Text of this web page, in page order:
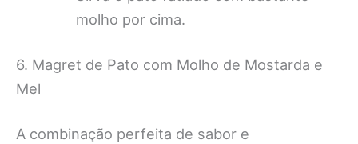
molho por cima.
6. Magret de Pato com Molho de Mostarda e
Mel
A combinação perfeita de sabor e